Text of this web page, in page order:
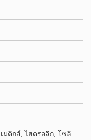
มติกส์, ไฮดรอลิก, โซลิ